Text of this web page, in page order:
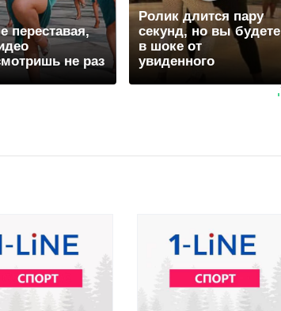
переставая,
не раз
Ролик длится пару
секунд, но вы будете
в шоке от
увиденного